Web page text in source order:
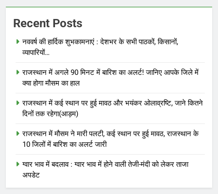
Recent Posts
नववर्ष की हार्दिक शुभकामनाएं : देशभर के सभी पाठकों, किसानों,
व्यापारियों…
राजस्थान में अगले 90 मिनट में बारिश का अलर्ट! जानिए आपके जिले में
क्या होगा मौसम का हाल
राजस्थान में कई स्थान पर हुई मावठ और भयंकर ओलाव्रष्टि, जाने कितने
दिनों तक रहेगा(आड़म)
राजस्थान में मौसम ने मारी पलटी, कई स्थान पर हुई मावठ, राजस्थान के
10 जिलों में बारिश का अलर्ट जारी
ग्वार भाव में बदलाव : ग्वार भाव में होने वाली तेजी-मंदी को लेकर ताजा
अपडेट